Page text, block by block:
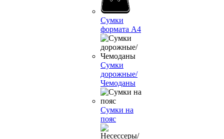
Сумки
формата А4
Сумки
дорожные/
Чемоданы
Сумки на
пояс